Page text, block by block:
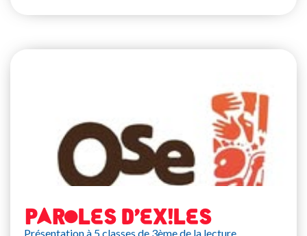
PAROLES D’EXILES
Présentation à 5 classes de 3ème de la lecture